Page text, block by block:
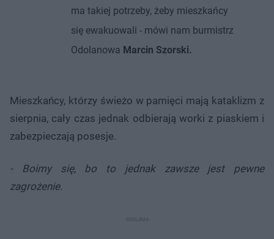
ma takiej potrzeby, żeby mieszkańcy
się ewakuowali - mówi nam burmistrz
Odolanowa Marcin Szorski.
Mieszkańcy, którzy świeżo w pamięci mają kataklizm z
sierpnia, cały czas jednak odbierają worki z piaskiem i
zabezpieczają posesje.
- Boimy się, bo to jednak zawsze jest pewne
zagrożenie.